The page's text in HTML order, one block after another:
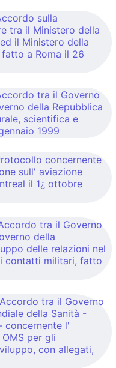
sulla
tra il Ministero della
il Ministero della
a Roma il 26
tra il Governo
della Repubblica
scientifica e
1999
concernente
sull' aviazione
il 1¿ ottobre
tra il Governo
della
delle relazioni nel
contatti militari, fatto
tra il Governo
della Sanità -
concernente l'
per gli
con allegati,